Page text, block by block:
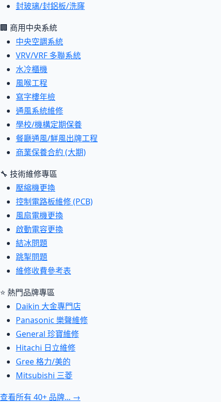
封玻璃/封鋁板/洗窿
🏢 商用中央系統
中央空調系統
VRV/VRF 多聯系統
水冷櫃機
風喉工程
寫字樓年檢
通風系統維修
學校/機構定期保養
餐廳通風/鮮風出牌工程
商業保養合約 (大期)
🔧 技術維修專區
壓縮機更換
控制電路板維修 (PCB)
風扇電機更換
啟動電容更換
結冰問題
跳掣問題
維修收費參考表
⭐ 熱門品牌專區
Daikin 大金專門店
Panasonic 樂聲維修
General 珍寶維修
Hitachi 日立維修
Gree 格力/美的
Mitsubishi 三菱
查看所有 40+ 品牌... →